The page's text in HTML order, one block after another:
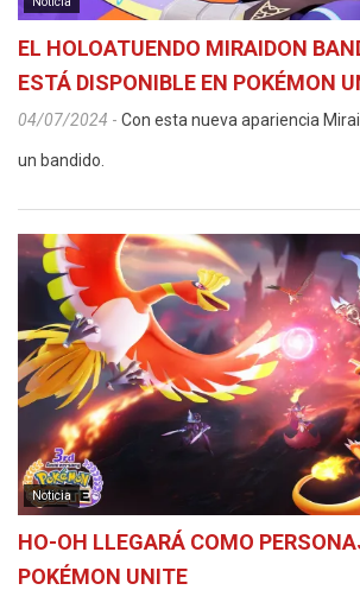
EL HOLOATUENDO MIRAIDON
ESTÁ DISPONIBLE EN POKÉMON
04/07/2024 - Con esta nueva apariencia
un bandido.
Noticia
HO-OH LLEGARÁ COMO
POKÉMON UNITE